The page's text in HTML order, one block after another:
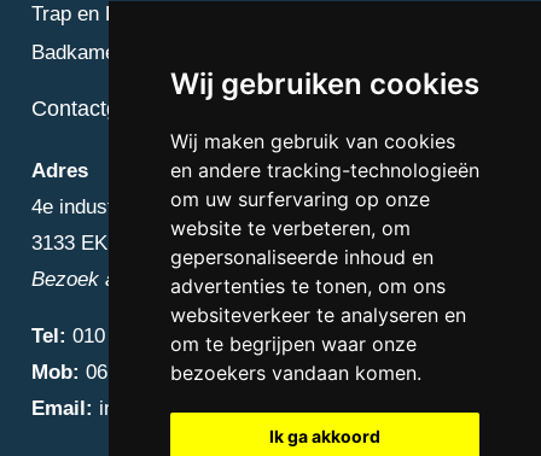
Wij gebruiken cookies
Wij maken gebruik van cookies
en andere tracking-technologieën
om uw surfervaring op onze
website te verbeteren, om
gepersonaliseerde inhoud en
advertenties te tonen, om ons
websiteverkeer te analyseren en
om te begrijpen waar onze
bezoekers vandaan komen.
Ik ga akkoord
Trap en Bordes
Badkamer
Contactgegevens
Adres
4e industriestraat 25
3133 EK Vlaardingen
Bezoek alleen op afspraak
Tel: 010 – 223 3759
Mob: 06 – 4838 1000
Email: info@diamantnatuursteen.nl